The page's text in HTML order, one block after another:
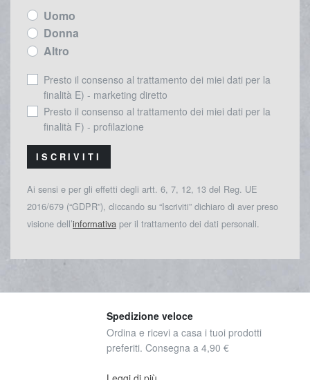
Uomo
Donna
Altro
Presto il consenso al trattamento dei miei dati per la
finalità E) - marketing diretto
Presto il consenso al trattamento dei miei dati per la
finalità F) - profilazione
ISCRIVITI
Ai sensi e per gli effetti degli artt. 6, 7, 12, 13 del Reg. UE
2016/679 (“GDPR”), cliccando su “Iscriviti” dichiaro di aver preso
visione dell’informativa per il trattamento dei dati personali.
Spedizione veloce
Ordina e ricevi a casa i tuoi prodotti
preferiti. Consegna a 4,90 €